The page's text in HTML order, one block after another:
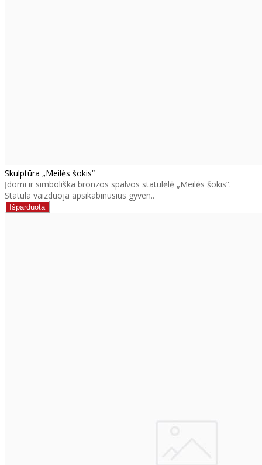
Skulptūra „Meilės šokis“
Įdomi ir simboliška bronzos spalvos statulėlė „Meilės šokis“.
Statula vaizduoja apsikabinusius gyven..